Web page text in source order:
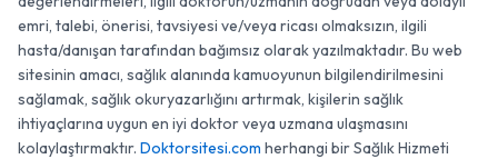
emri, talebi, önerisi, tavsiyesi ve/veya ricası olmaksızın, ilgili
hasta/danışan tarafından bağımsız olarak yazılmaktadır. Bu web
sitesinin amacı, sağlık alanında kamuoyunun bilgilendirilmesini
sağlamak, sağlık okuryazarlığını artırmak, kişilerin sağlık
ihtiyaçlarına uygun en iyi doktor veya uzmana ulaşmasını
kolaylaştırmaktır. Doktorsitesi.com herhangi bir Sağlık Hizmeti